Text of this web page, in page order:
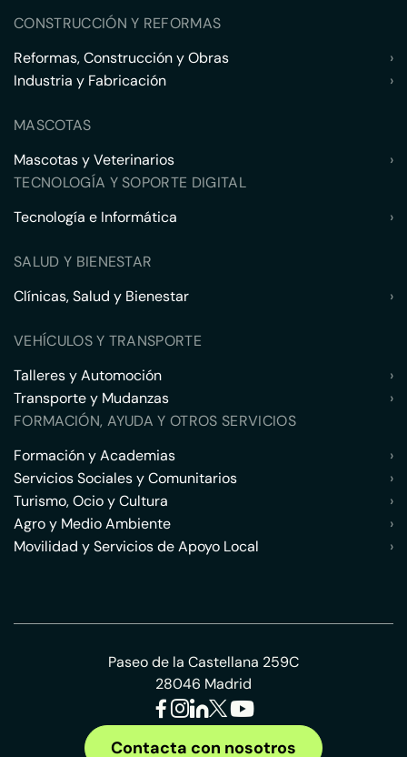
CONSTRUCCIÓN Y REFORMAS
Reformas, Construcción y Obras
›
Industria y Fabricación
›
MASCOTAS
Mascotas y Veterinarios
›
TECNOLOGÍA Y SOPORTE DIGITAL
Tecnología e Informática
›
SALUD Y BIENESTAR
Clínicas, Salud y Bienestar
›
VEHÍCULOS Y TRANSPORTE
Talleres y Automoción
›
Transporte y Mudanzas
›
FORMACIÓN, AYUDA Y OTROS SERVICIOS
Formación y Academias
›
Servicios Sociales y Comunitarios
›
Turismo, Ocio y Cultura
›
Agro y Medio Ambiente
›
Movilidad y Servicios de Apoyo Local
›
Paseo de la Castellana 259C
28046 Madrid
Contacta con nosotros